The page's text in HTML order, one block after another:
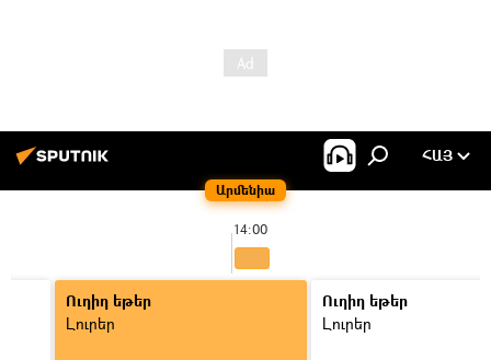
Արմենիա
ՀԱՅ
14:00
Ուղիղ եթեր
Լուրեր
Ուղիղ եթեր
Լուրեր